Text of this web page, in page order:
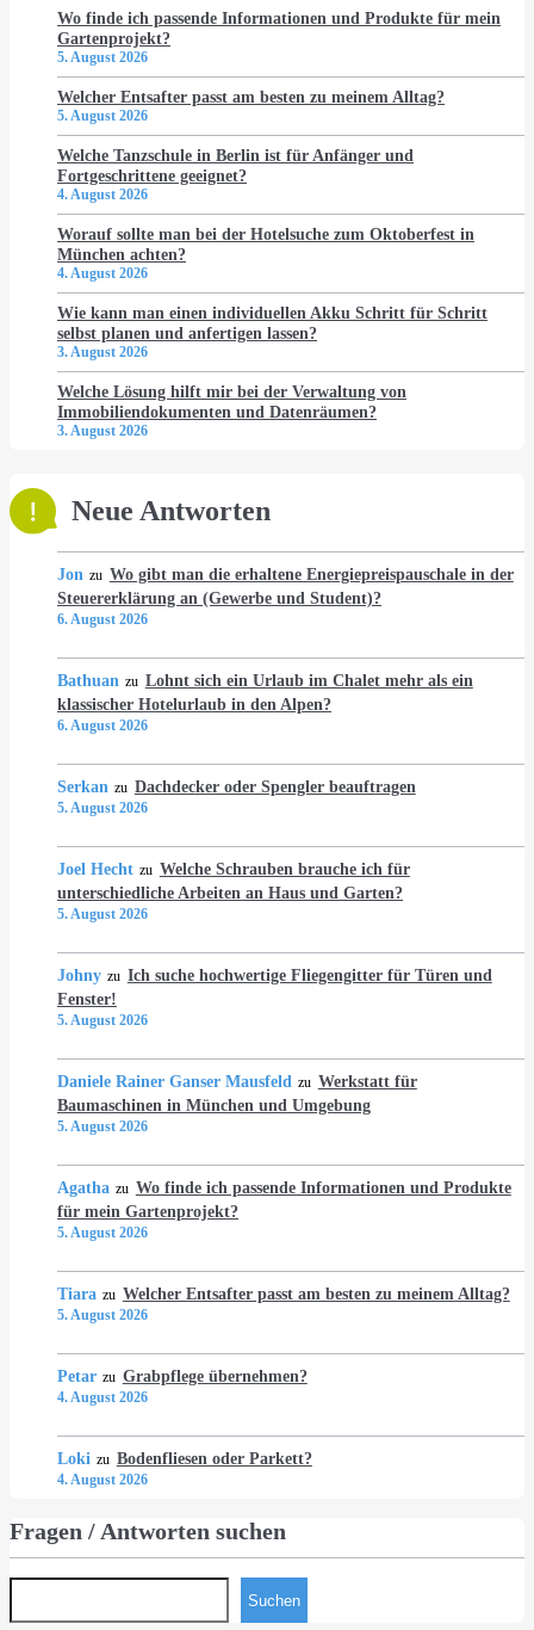
Wo finde ich passende Informationen und Produkte für mein
Gartenprojekt?
5. August 2026
Welcher Entsafter passt am besten zu meinem Alltag?
5. August 2026
Welche Tanzschule in Berlin ist für Anfänger und
Fortgeschrittene geeignet?
4. August 2026
Worauf sollte man bei der Hotelsuche zum Oktoberfest in
München achten?
4. August 2026
Wie kann man einen individuellen Akku Schritt für Schritt
selbst planen und anfertigen lassen?
3. August 2026
Welche Lösung hilft mir bei der Verwaltung von
Immobiliendokumenten und Datenräumen?
3. August 2026
Neue Antworten
Jon zu Wo gibt man die erhaltene Energiepreispauschale in der
Steuererklärung an (Gewerbe und Student)?
6. August 2026
Bathuan zu Lohnt sich ein Urlaub im Chalet mehr als ein
klassischer Hotelurlaub in den Alpen?
6. August 2026
Serkan zu Dachdecker oder Spengler beauftragen
5. August 2026
Joel Hecht zu Welche Schrauben brauche ich für
unterschiedliche Arbeiten an Haus und Garten?
5. August 2026
Johny zu Ich suche hochwertige Fliegengitter für Türen und
Fenster!
5. August 2026
Daniele Rainer Ganser Mausfeld zu Werkstatt für
Baumaschinen in München und Umgebung
5. August 2026
Agatha zu Wo finde ich passende Informationen und Produkte
für mein Gartenprojekt?
5. August 2026
Tiara zu Welcher Entsafter passt am besten zu meinem Alltag?
5. August 2026
Petar zu Grabpflege übernehmen?
4. August 2026
Loki zu Bodenfliesen oder Parkett?
4. August 2026
Fragen / Antworten suchen
Suchen